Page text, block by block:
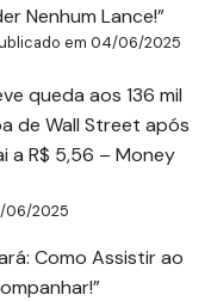
Nenhum Lance!”
em 04/06/2025
queda aos 136 mil
de Wall Street após
a R$ 5,56 – Money
06/2025
Como Assistir ao